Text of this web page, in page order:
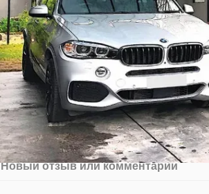
Новый отзыв или комментарий